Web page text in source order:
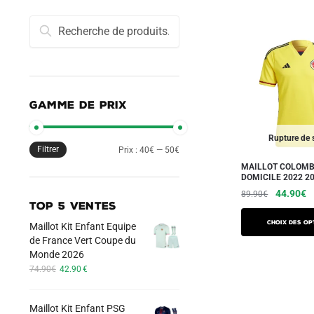
Rupture de
MAILLOT
DOMICILE 2022
89.90€
Le
prix
initial
était :
44.90€Le
Choix des
produit
Recherche
pour :
Recherche
GAMME DE PRIX
Filtrer Prix :40€ — 50€
TOP 5 VENTES
Maillot Kit Enfant Equipe
de France Vert Coupe du
Monde 2026
74.90€ Le
était :
42.90 €Le
est :
Maillot Kit Enfant PSG